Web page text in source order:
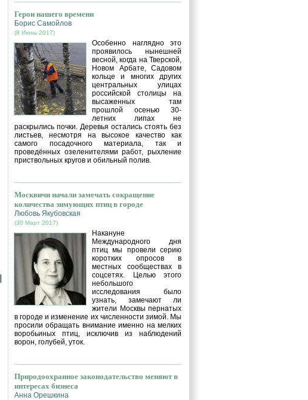
Герои нашего времени
Борис Самойлов
(8 Июнь 2017)
Особенно наглядно это
проявилось нынешней
весной, когда на Тверской,
Новом Арбате, Садовом
кольце и многих других
центральных улицах
российской столицы на
высаженных там
прошлой осенью 30-
летних липах не
раскрылись почки. Деревья остались стоять без
листьев, несмотря на высокое качество как
самого посадочного материала, так и
проведённых озеленителями работ, рыхление
приствольных кругов и обильный полив.
Москвичи начали замечать сокращение
количества зимующих птиц в городе
Любовь Якубовская
(30 Март 2017)
Накануне
Международного дня
птиц мы провели серию
коротких опросов в
местных сообществах в
соцсетях. Целью этого
небольшого
исследования было
узнать, замечают ли
жители Москвы пернатых
в городе и изменение их численности зимой. Мы
просили обращать внимание именно на мелких
воробьиных птиц, исключив из наблюдений
ворон, голубей, уток.
Природоохранное законодательство меняют в
интересах бизнеса
Анна Орешкина